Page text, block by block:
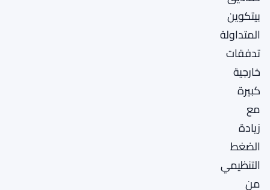
بيتكوين
المتداولة
تدفقات
خارجية
كبيرة
مع
زيادة
الضغط
التنظيمي
من